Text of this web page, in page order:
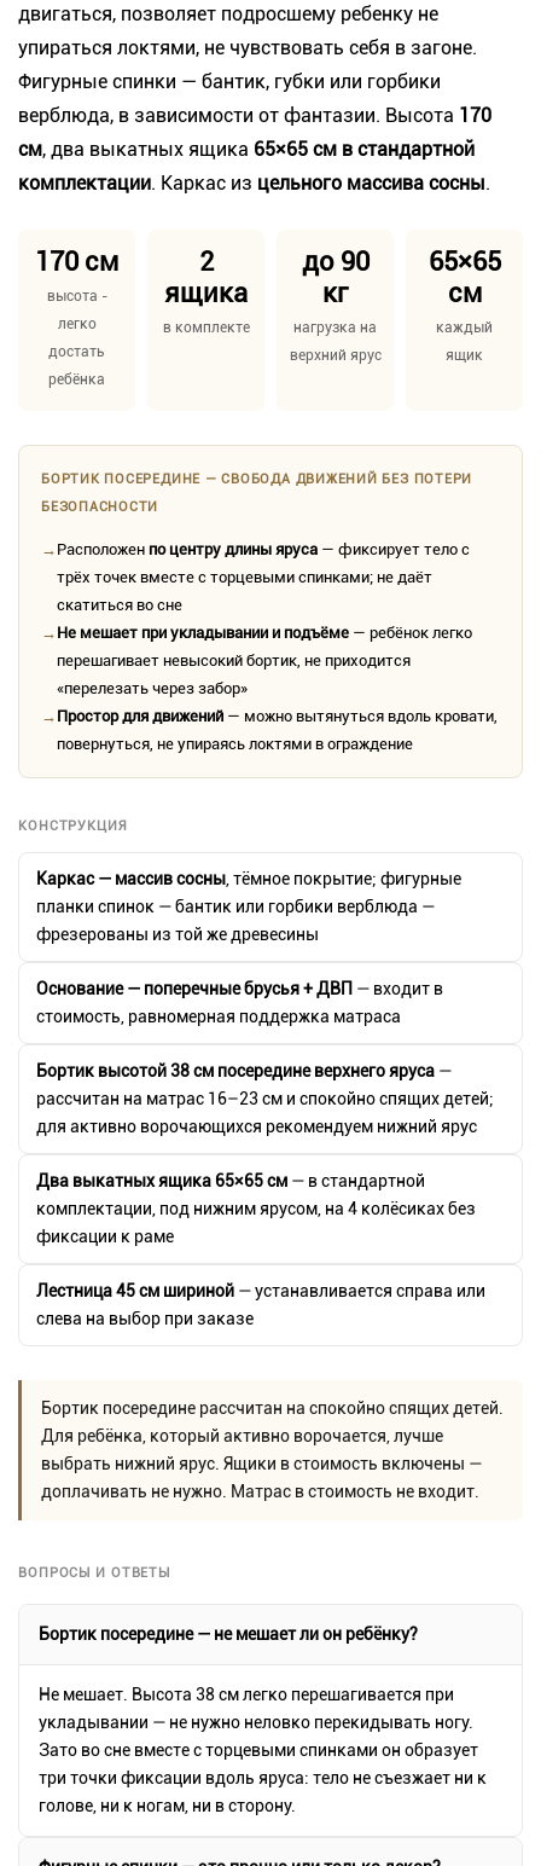
двигаться, позволяет подросшему ребенку не
упираться локтями, не чувствовать себя в загоне.
Фигурные спинки — бантик, губки или горбики
верблюда, в зависимости от фантазии. Высота 170
см, два выкатных ящика 65×65 см в стандартной
комплектации. Каркас из цельного массива сосны.
170 см
высота -
легко
достать
ребёнка
2
ящика
в комплекте
до 90
кг
нагрузка на
верхний ярус
65×65
см
каждый
ящик
БОРТИК ПОСЕРЕДИНЕ — СВОБОДА ДВИЖЕНИЙ БЕЗ ПОТЕРИ
БЕЗОПАСНОСТИ
→ Расположен по центру длины яруса — фиксирует тело с
трёх точек вместе с торцевыми спинками; не даёт
скатиться во сне
→ Не мешает при укладывании и подъёме — ребёнок легко
перешагивает невысокий бортик, не приходится
«перелезать через забор»
→ Простор для движений — можно вытянуться вдоль кровати,
повернуться, не упираясь локтями в ограждение
КОНСТРУКЦИЯ
Каркас — массив сосны , тёмное покрытие; фигурные
планки спинок — бантик или горбики верблюда —
фрезерованы из той же древесины
Основание — поперечные брусья + ДВП — входит в
стоимость, равномерная поддержка матраса
Бортик высотой 38 см посередине верхнего яруса —
рассчитан на матрас 16–23 см и спокойно спящих детей;
для активно ворочающихся рекомендуем нижний ярус
Два выкатных ящика 65×65 см — в стандартной
комплектации, под нижним ярусом, на 4 колёсиках без
фиксации к раме
Лестница 45 см шириной — устанавливается справа или
слева на выбор при заказе
Бортик посередине рассчитан на спокойно спящих детей.
Для ребёнка, который активно ворочается, лучше
выбрать нижний ярус. Ящики в стоимость включены —
доплачивать не нужно. Матрас в стоимость не входит.
ВОПРОСЫ И ОТВЕТЫ
Бортик посередине — не мешает ли он ребёнку?
Не мешает. Высота 38 см легко перешагивается при
укладывании — не нужно неловко перекидывать ногу.
Зато во сне вместе с торцевыми спинками он образует
три точки фиксации вдоль яруса: тело не съезжает ни к
голове, ни к ногам, ни в сторону.